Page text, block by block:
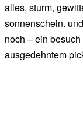
alles, sturm,
sonnenschein.
noch – ein
ausgedehntem